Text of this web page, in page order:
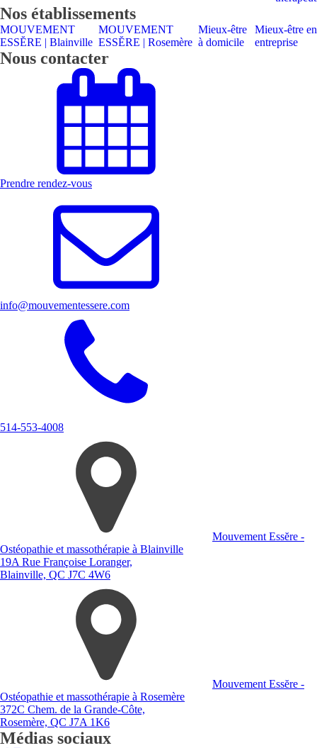
Nos établissements
MOUVEMENT
ESSĔRE | Blainville
MOUVEMENT
ESSĔRE | Rosemère
Mieux-être
à domicile
Mieux-être en
entreprise
Nous contacter
Prendre rendez-vous
info@mouvementessere.com
514-553-4008
Mouvement Essĕre -
Ostéopathie et massothérapie à Blainville
19A Rue Françoise Loranger,
Blainville, QC J7C 4W6
Mouvement Essĕre -
Ostéopathie et massothérapie à Rosemère
372C Chem. de la Grande-Côte,
Rosemère, QC J7A 1K6
Médias sociaux